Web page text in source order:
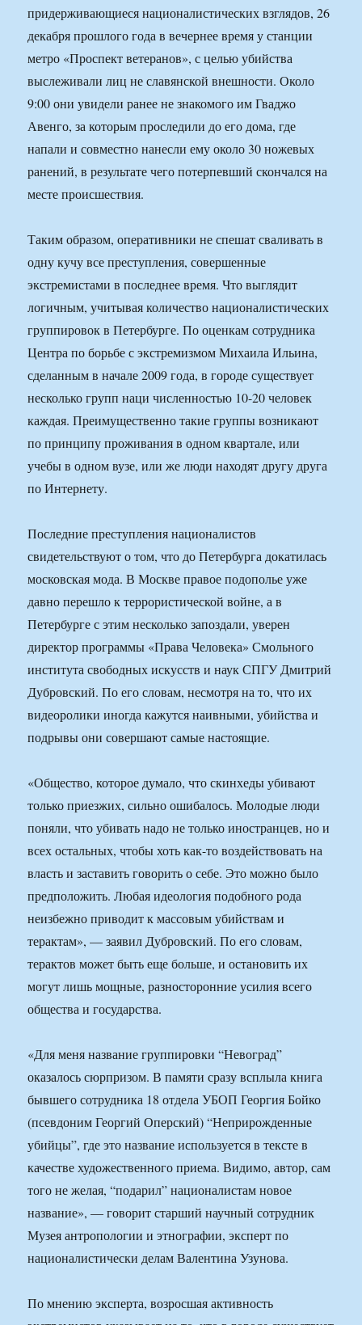
придерживающиеся националистических взглядов, 26
декабря прошлого года в вечернее время у станции
метро «Проспект ветеранов», с целью убийства
выслеживали лиц не славянской внешности. Около
9:00 они увидели ранее не знакомого им Гваджо
Авенго, за которым проследили до его дома, где
напали и совместно нанесли ему около 30 ножевых
ранений, в результате чего потерпевший скончался на
месте происшествия.
Таким образом, оперативники не спешат сваливать в
одну кучу все преступления, совершенные
экстремистами в последнее время. Что выглядит
логичным, учитывая количество националистических
группировок в Петербурге. По оценкам сотрудника
Центра по борьбе с экстремизмом Михаила Ильина,
сделанным в начале 2009 года, в городе существует
несколько групп наци численностью 10-20 человек
каждая. Преимущественно такие группы возникают
по принципу проживания в одном квартале, или
учебы в одном вузе, или же люди находят другу друга
по Интернету.
Последние преступления националистов
свидетельствуют о том, что до Петербурга докатилась
московская мода. В Москве правое подополье уже
давно перешло к террористической войне, а в
Петербурге с этим несколько запоздали, уверен
директор программы «Права Человека» Смольного
института свободных искусств и наук СПГУ Дмитрий
Дубровский. По его словам, несмотря на то, что их
видеоролики иногда кажутся наивными, убийства и
подрывы они совершают самые настоящие.
«Общество, которое думало, что скинхеды убивают
только приезжих, сильно ошибалось. Молодые люди
поняли, что убивать надо не только иностранцев, но и
всех остальных, чтобы хоть как-то воздействовать на
власть и заставить говорить о себе. Это можно было
предположить. Любая идеология подобного рода
неизбежно приводит к массовым убийствам и
терактам», — заявил Дубровский. По его словам,
терактов может быть еще больше, и остановить их
могут лишь мощные, разносторонние усилия всего
общества и государства.
«Для меня название группировки “Невоград”
оказалось сюрпризом. В памяти сразу всплыла книга
бывшего сотрудника 18 отдела УБОП Георгия Бойко
(псевдоним Георгий Оперский) “Неприрожденные
убийцы”, где это название используется в тексте в
качестве художественного приема. Видимо, автор, сам
того не желая, “подарил” националистам новое
название», — говорит старший научный сотрудник
Музея антропологии и этнографии, эксперт по
националистически делам Валентина Узунова.
По мнению эксперта, возросшая активность